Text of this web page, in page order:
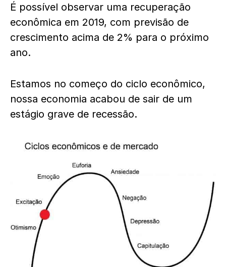
É possível observar uma recuperação
econômica em 2019, com previsão de
crescimento acima de 2% para o próximo
ano.
Estamos no começo do ciclo econômico,
nossa economia acabou de sair de um
estágio grave de recessão.